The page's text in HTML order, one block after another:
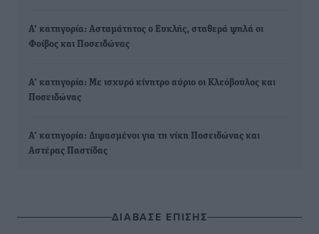
Α' κατηγορία: Ασταμάτητος ο Ευκλής, σταθερά ψηλά οι
Φοίβος και Ποσειδώνας
Α’ κατηγορία: Με ισχυρό κίνητρο αύριο οι Κλεόβουλος και
Ποσειδώνας
Α’ κατηγορία: Διψασμένοι για τη νίκη Ποσειδώνας και
Αστέρας Παστίδας
ΔΙΑΒΑΣΕ ΕΠΙΣΗΣ